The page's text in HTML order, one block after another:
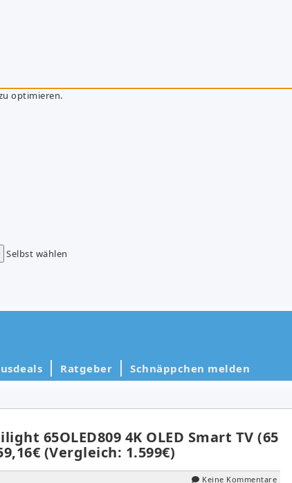
optimieren.
Selbst wählen
Ratgeber Schnäppchen melden
65OLED809 4K OLED Smart TV (65
(Vergleich: 1.599€)
Keine Kommentare